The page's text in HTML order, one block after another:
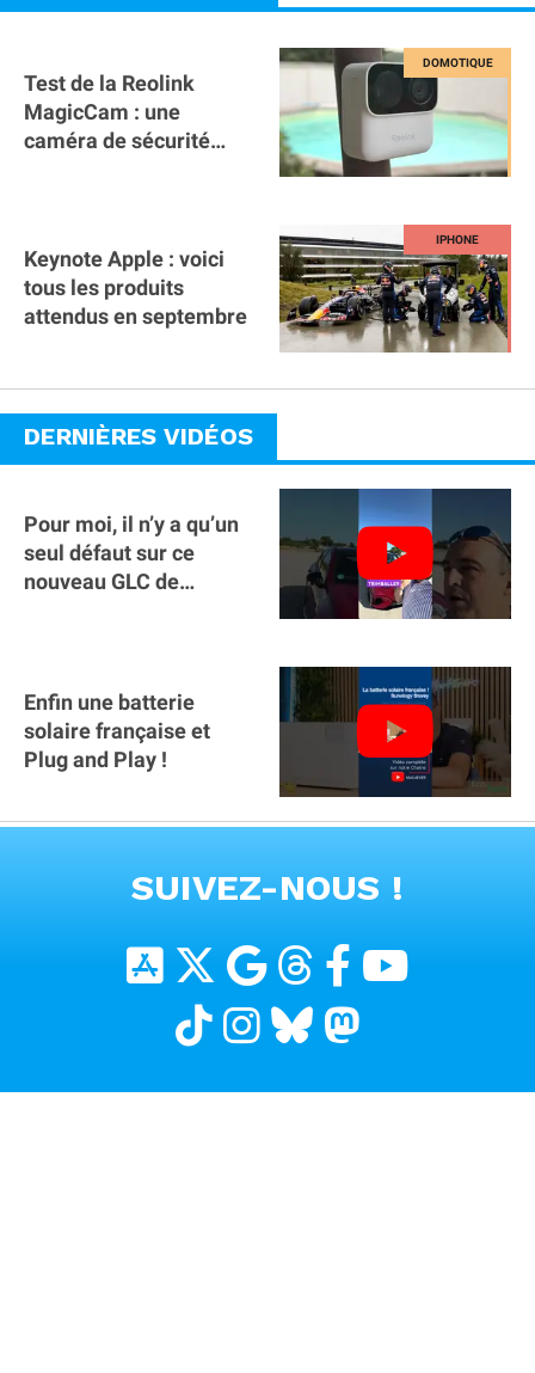
Test de la Reolink
MagicCam : une
caméra de sécurité
Keynote Apple : voici
tous les produits
attendus en septembre
DERNIÈRES VIDÉOS
Pour moi, il n’y a qu’un
seul défaut sur ce
nouveau GLC de
Enfin une batterie
solaire française et
Plug and Play !
SUIVEZ-NOUS !